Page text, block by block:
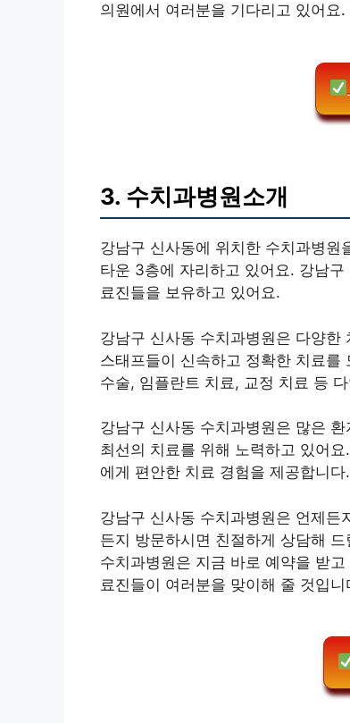
의원에서 여러분을 기다리고 있어요.
3. 수치과병원소개
강남구 신사동에 위치한 수치과병
타운 3층에 자리하고 있어요. 강남
료진들을 보유하고 있어요.
강남구 신사동 수치과병원은 다양
스태프들이 신속하고 정확한 치료
수술, 임플란트 치료, 교정 치료 등
강남구 신사동 수치과병원은 많은
최선의 치료를 위해 노력하고 있어
에게 편안한 치료 경험을 제공합니다.
강남구 신사동 수치과병원은 언제
든지 방문하시면 친절하게 상담해
수치과병원은 지금 바로 예약을 받
료진들이 여러분을 맞이해 줄 것입니